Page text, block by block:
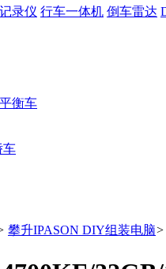
录仪 行车一体机 倒车雷达
衡车
车
攀升IPASON DIY组装电脑>